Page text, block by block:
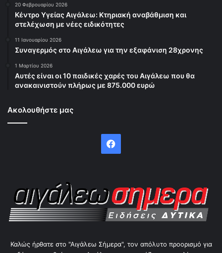
20 Φεβρουαρίου 2026
Κέντρο Υγείας Αιγάλεω: Κτηριακή αναβάθμιση και
στελέχωση με νέες ειδικότητες
11 Ιανουαρίου 2026
Συναγερμός στο Αιγάλεω για την εξαφάνιση 28χρονης
1 Μαρτίου 2026
Αυτές είναι οι 10 παιδικές χαρές του Αιγάλεω που θα
ανακαινιστούν πλήρως με 875.000 ευρώ
Ακολουθήστε μας
Facebook
Καλώς ήρθατε στο "Αιγάλεω Σήμερα", τον απόλυτο προορισμό για